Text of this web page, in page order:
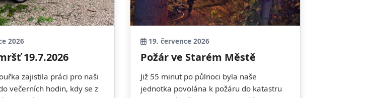
2026
19.7.2026
zajistila práci pro naši
večerních hodin, kdy se z
19. července 2026
Požár ve Starém Městě
Již 55 minut po půlnoci byla naše
jednotka povolána k požáru do katastru